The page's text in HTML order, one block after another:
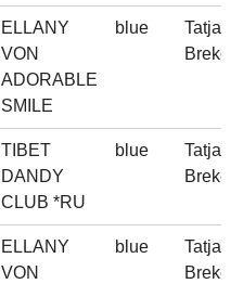
ELLANY
VON
ADORABLE
SMILE
blue
Tatjana
Brekel
TIBET
DANDY
CLUB *RU
blue
Tatjana
Brekel
ELLANY
VON
blue
Tatjana
Brekel